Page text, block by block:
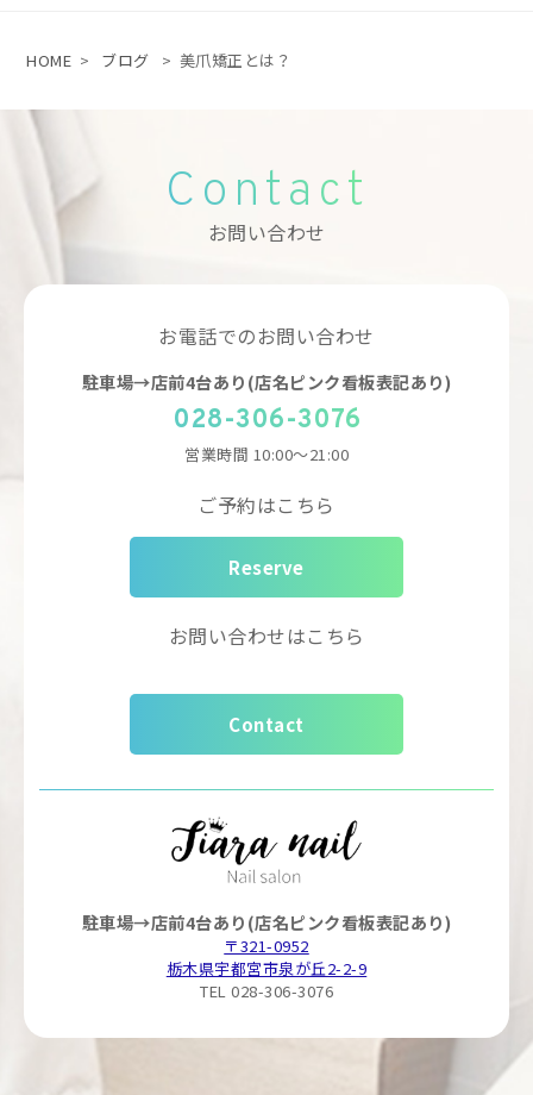
HOME > ブログ > 美爪矯正とは？
Contact
お問い合わせ
お電話でのお問い合わせ
駐車場→店前4台あり(店名ピンク看板表記あり)
028-306-3076
営業時間 10:00～21:00
ご予約はこちら
Reserve
お問い合わせはこちら
Contact
駐車場→店前4台あり(店名ピンク看板表記あり)
〒321-0952
栃木県宇都宮市泉が丘2-2-9
TEL 028-306-3076